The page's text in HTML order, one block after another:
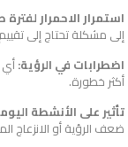
استمرار الاحمرار
إلى مشكلة تحتاج إلى
اضطرابات في الرؤية:
أكثر خطورة.
تأثير على الأنشطة
ضعف الرؤية أو الانزعاج